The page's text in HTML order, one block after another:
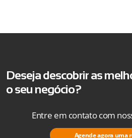
Deseja descobrir as
o seu negócio?
Entre em contato com
Agende agora uma